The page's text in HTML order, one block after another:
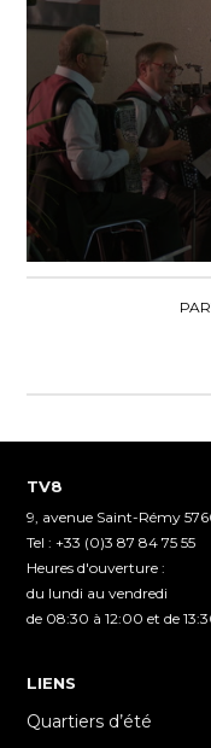
TV8
9, avenue Saint-Rémy
Tel : +33 (0)3 87 84 75 55
Heures d'ouverture :
du lundi au vendredi
de 08:30 à 12:00 et de
LIENS
Quartiers d’été